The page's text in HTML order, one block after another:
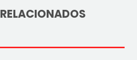
RELACIONADOS